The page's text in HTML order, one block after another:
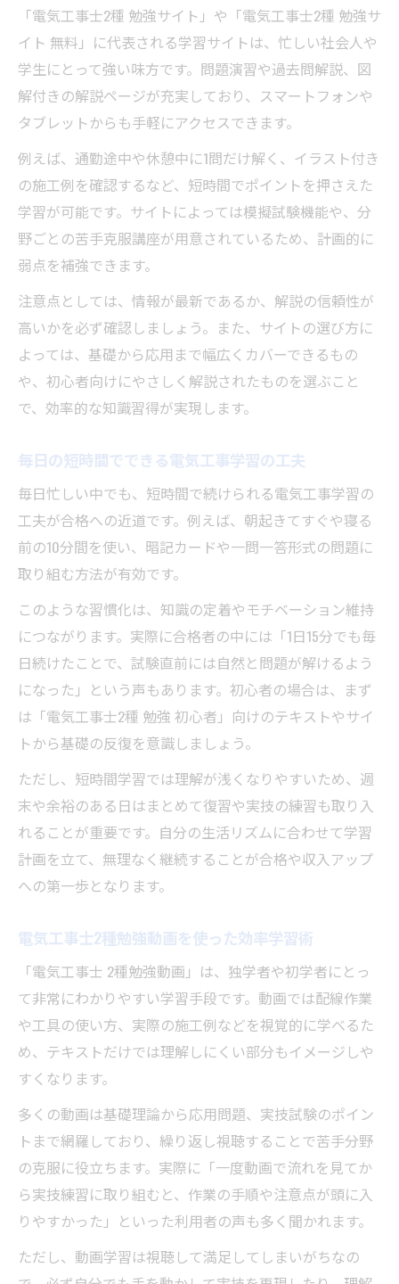
「電気工事士2種 勉強サイト」や「電気工事士2種 勉強サ
イト 無料」に代表される学習サイトは、忙しい社会人や
学生にとって強い味方です。問題演習や過去問解説、図
解付きの解説ページが充実しており、スマートフォンや
タブレットからも手軽にアクセスできます。
例えば、通勤途中や休憩中に1問だけ解く、イラスト付き
の施工例を確認するなど、短時間でポイントを押さえた
学習が可能です。サイトによっては模擬試験機能や、分
野ごとの苦手克服講座が用意されているため、計画的に
弱点を補強できます。
注意点としては、情報が最新であるか、解説の信頼性が
高いかを必ず確認しましょう。また、サイトの選び方に
よっては、基礎から応用まで幅広くカバーできるもの
や、初心者向けにやさしく解説されたものを選ぶこと
で、効率的な知識習得が実現します。
毎日の短時間でできる電気工事学習の工夫
毎日忙しい中でも、短時間で続けられる電気工事学習の
工夫が合格への近道です。例えば、朝起きてすぐや寝る
前の10分間を使い、暗記カードや一問一答形式の問題に
取り組む方法が有効です。
このような習慣化は、知識の定着やモチベーション維持
につながります。実際に合格者の中には「1日15分でも毎
日続けたことで、試験直前には自然と問題が解けるよう
になった」という声もあります。初心者の場合は、まず
は「電気工事士2種 勉強 初心者」向けのテキストやサイ
トから基礎の反復を意識しましょう。
ただし、短時間学習では理解が浅くなりやすいため、週
末や余裕のある日はまとめて復習や実技の練習も取り入
れることが重要です。自分の生活リズムに合わせて学習
計画を立て、無理なく継続することが合格や収入アップ
への第一歩となります。
電気工事士2種勉強動画を使った効率学習術
「電気工事士 2種勉強動画」は、独学者や初学者にとっ
て非常にわかりやすい学習手段です。動画では配線作業
や工具の使い方、実際の施工例などを視覚的に学べるた
め、テキストだけでは理解しにくい部分もイメージしや
すくなります。
多くの動画は基礎理論から応用問題、実技試験のポイン
トまで網羅しており、繰り返し視聴することで苦手分野
の克服に役立ちます。実際に「一度動画で流れを見てか
ら実技練習に取り組むと、作業の手順や注意点が頭に入
りやすかった」といった利用者の声も多く聞かれます。
ただし、動画学習は視聴して満足してしまいがちなの